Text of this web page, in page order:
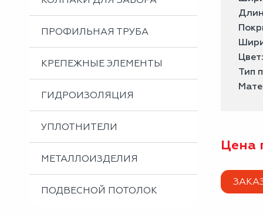
ПРОФИЛЬНАЯ ТРУБА
КРЕПЕЖНЫЕ ЭЛЕМЕНТЫ
ГИДРОИЗОЛЯЦИЯ
УПЛОТНИТЕЛИ
МЕТАЛЛОИЗДЕЛИЯ
ПОДВЕСНОЙ ПОТОЛОК
Тип
Цена